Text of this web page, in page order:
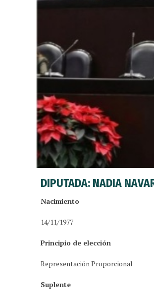
DIPUTADA: NADIA
Nacimiento
14/11/1977
Principio de elección
Representación Proporcional
Suplente